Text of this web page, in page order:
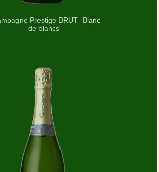
Prestige BRUT -Blanc
de blancs